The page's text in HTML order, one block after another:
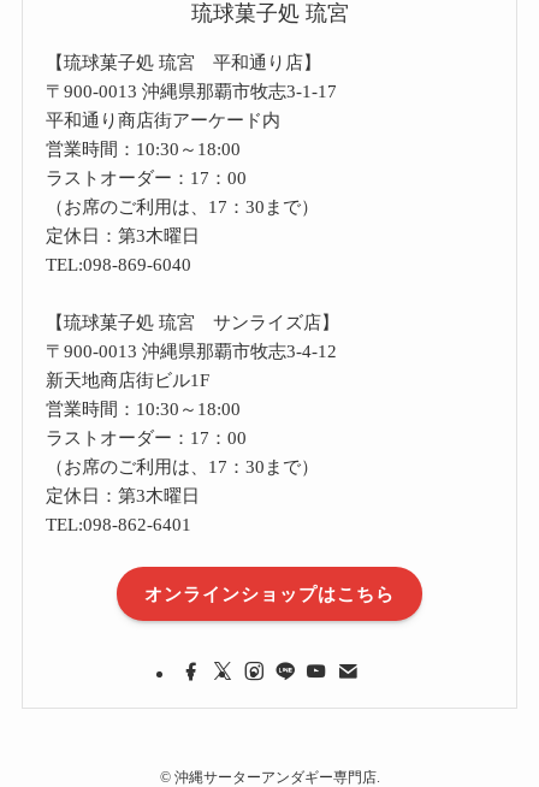
琉球菓子処 琉宮
【琉球菓子処 琉宮 平和通り店】
〒900-0013 沖縄県那覇市牧志3-1-17
平和通り商店街アーケード内
営業時間：10:30～18:00
ラストオーダー：17：00
（お席のご利用は、17：30まで）
定休日：第3木曜日
TEL:098-869-6040
【琉球菓子処 琉宮 サンライズ店】
〒900-0013 沖縄県那覇市牧志3-4-12
新天地商店街ビル1F
営業時間：10:30～18:00
ラストオーダー：17：00
（お席のご利用は、17：30まで）
定休日：第3木曜日
TEL:098-862-6401
オンラインショップはこちら
©沖縄サーターアンダギー専門店.